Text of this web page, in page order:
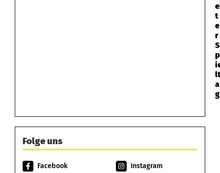
t
e
r
S
p
lt
a
g
Folge uns
Facebook
Instagram